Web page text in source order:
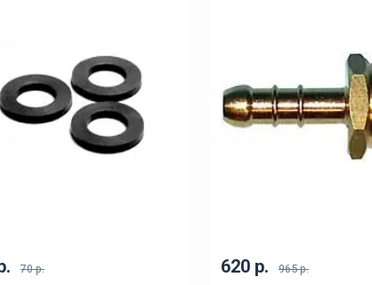
70 р. 620 р. 965 р.